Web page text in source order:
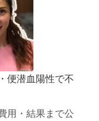
便潜血陽性で不
用・結果まで公